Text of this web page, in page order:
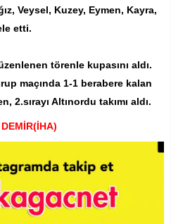
Veysel, Kuzey, Eymen, Kayra,
etti.
törenle kupasını aldı.
maçında 1-1 berabere kalan
Altınordu takımı aldı.